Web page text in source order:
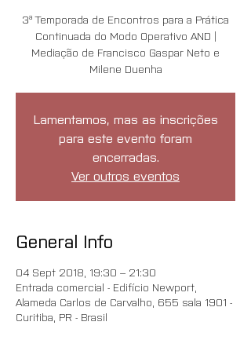
3ª Temporada de Encontros para a Prática
Continuada do Modo Operativo AND |
Mediação de Francisco Gaspar Neto e
Milene Duenha
Lamentamos, mas as inscrições
para este evento foram
encerradas.
Ver outros eventos
General Info
04 Sept 2018, 19:30 – 21:30
Entrada comercial - Edifício Newport,
Alameda Carlos de Carvalho, 655 sala 1901 -
Curitiba, PR - Brasil